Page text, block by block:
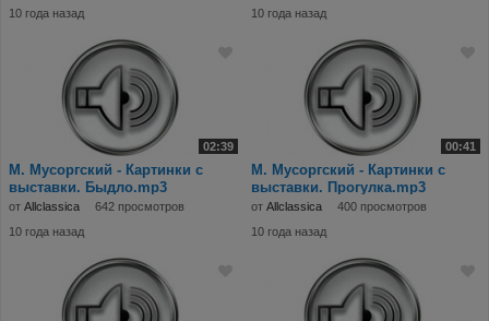
10 года назад
10 года назад
02:39
М. Мусоргский - Картинки с
выставки. Быдло.mp3
от Allclassica
642 просмотров
10 года назад
00:41
М. Мусоргский - Картинки с
выставки. Прогулка.mp3
от Allclassica
400 просмотров
10 года назад